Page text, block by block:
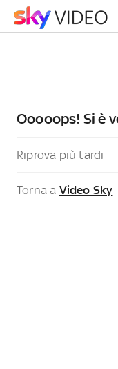
Ooooops! Si è
Riprova più tardi
Torna a Video Sky